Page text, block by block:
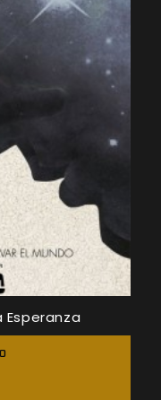
Esperanza